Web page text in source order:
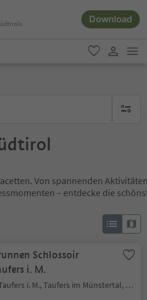
Download
favorit
keine
Von spannenden
– entdecke die
Schlossoir
i. M.
Taufers i. M., Taufers im Münstertal, Vinschgau